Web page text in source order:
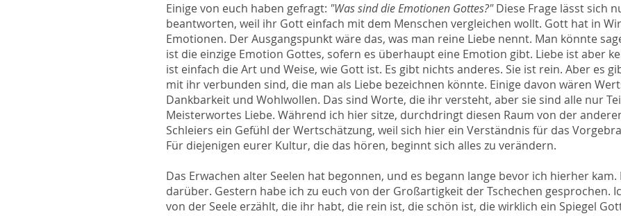
Einige von euch haben gefragt: "Was sind die Emotionen Gottes?"Diese Frage lässt sich
beantworten, weil ihr Gott einfach mit dem Menschen vergleichen wollt. Gott hat in
Emotionen. Der Ausgangspunkt wäre das, was man reine Liebe nennt. Man könnte
ist die einzige Emotion Gottes, sofern es überhaupt eine Emotion gibt. Liebe ist aber
ist einfach die Art und Weise, wie Gott ist. Es gibt nichts anderes. Sie ist rein. Aber es
mit ihr verbunden sind, die man als Liebe bezeichnen könnte. Einige davon wären
Dankbarkeit und Wohlwollen. Das sind Worte, die ihr versteht, aber sie sind alle nur
Meisterwortes Liebe. Während ich hier sitze, durchdringt diesen Raum von der
Schleiers ein Gefühl der Wertschätzung, weil sich hier ein Verständnis für das
Für diejenigen eurer Kultur, die das hören, beginnt sich alles zu verändern.
Das Erwachen alter Seelen hat begonnen, und es begann lange bevor ich hierher
darüber. Gestern habe ich zu euch von der Großartigkeit der Tschechen gesprochen.
von der Seele erzählt, die ihr habt, die rein ist, die schön ist, die wirklich ein Spiegel